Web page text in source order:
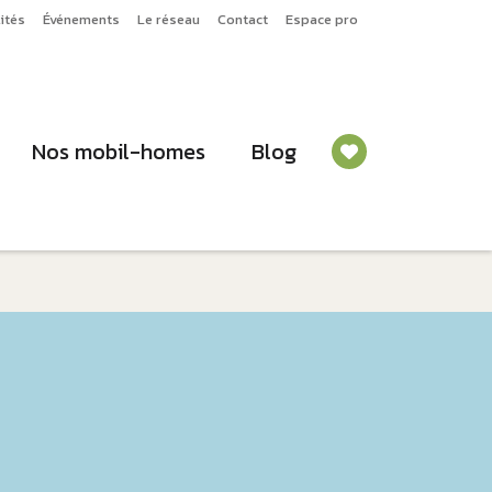
Événements Le réseau Contact Espace pro
Nos mobil-homes Blog